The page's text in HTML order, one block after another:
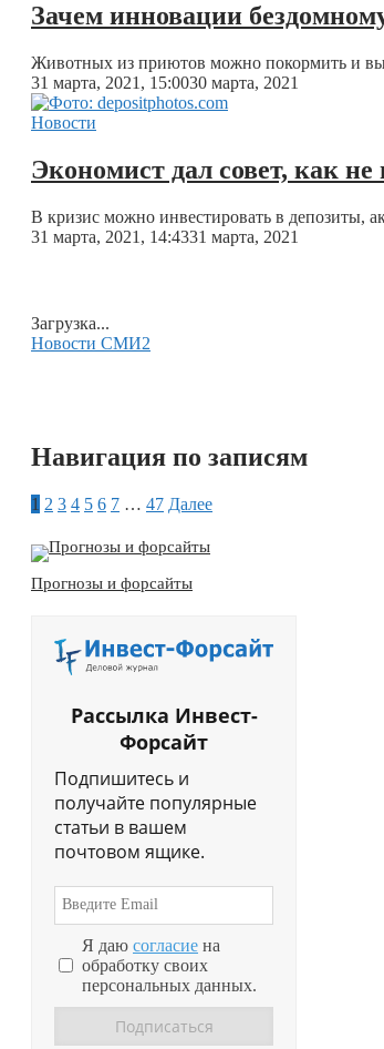
Зачем инновации
Животных из приютов можно покормить и
31 марта, 2021, 15:0030 марта, 2021
Новости
Экономист дал совет, как
В кризис можно инвестировать в депозиты,
31 марта, 2021, 14:4331 марта, 2021
Загрузка...
Новости СМИ2
Навигация по записям
1 2 3 4 5 6 7 … 47 Далее
Прогнозы и форсайты
Рассылка Инвест-
Форсайт
Подпишитесь и
получайте популярные
статьи в вашем
почтовом ящике.
Я даю согласие на
обработку своих
персональных данных.